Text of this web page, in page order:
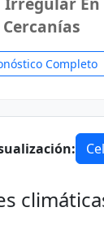
Cercanías
Completo